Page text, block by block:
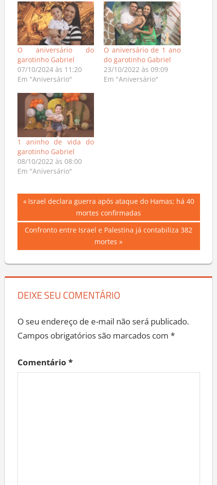
O aniversário do
garotinho Gabriel
07/10/2024 às 11:20
Em "Aniversário"
O aniversário de 1 ano
do garotinho Gabriel
23/10/2022 às 09:09
Em "Aniversário"
1 aninho de vida do
garotinho Gabriel
08/10/2022 às 08:00
Em "Aniversário"
Navegação
de
Previous
Israel declara guerra após ataque do Hamas; há 40
mortes confirmadas
Next
Confronto entre Israel e Palestina já contabiliza 382
mortes
DEIXE SEU COMENTÁRIO
O seu endereço de e-mail não será publicado.
Campos obrigatórios são marcados com *
Comentário *